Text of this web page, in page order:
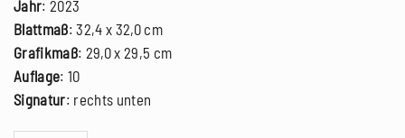
Jahr: 2023
Blattmaß: 32,4 x 32,0 cm
Grafikmaß: 29,0 x 29,5 cm
Auflage: 10
Signatur: rechts unten